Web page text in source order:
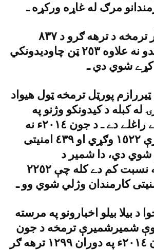
د آئى ايس پى آر ترمخه د ترهه ګرو د ٨٣٧
مرکزونو تباه کيدو نه علاوه ٢٥٣ ټن چاوديدونکي
کړے شوي دي ـ
پورټل ترمخه ټول هيواد
کبله د کيدونکو وژنو په
شمير کښې کمے راغلے دے ـ د جون ٢٠١٤ء نه
جون ٢٠١٥ء پورې ١٥٢٢ وګړي او ٤٣٩ امنيتى
شوي دي، دا شمير د
٢٠١٤-٢٠١٣ء په نسبت کم دے کله چې ٢٢٥٢
بيلا بيلو اخبارونو په مرسته
شميرشميرې ترمخه د جون
٢٠١٣ء نه د جون ٢٠١٤ء په دوران ١٢٩٩ ترهه ګر